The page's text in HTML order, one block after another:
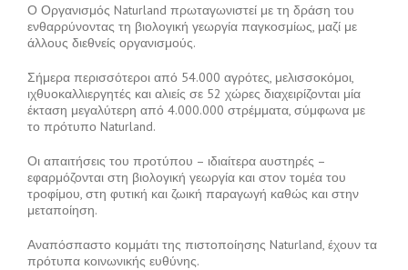
Ο Οργανισμός Naturland πρωταγωνιστεί με τη δράση του
ενθαρρύνοντας τη βιολογική γεωργία παγκοσμίως, μαζί με
άλλους διεθνείς οργανισμούς.
Σήμερα περισσότεροι από 54.000 αγρότες, μελισσοκόμοι,
ιχθυοκαλλιεργητές και αλιείς σε 52 χώρες διαχειρίζονται μία
έκταση μεγαλύτερη από 4.000.000 στρέμματα, σύμφωνα με
το πρότυπο Naturland.
Οι απαιτήσεις του προτύπου – ιδιαίτερα αυστηρές –
εφαρμόζονται στη βιολογική γεωργία και στον τομέα του
τροφίμου, στη φυτική και ζωική παραγωγή καθώς και στην
μεταποίηση.
Αναπόσπαστο κομμάτι της πιστοποίησης Naturland, έχουν τα
πρότυπα κοινωνικής ευθύνης.